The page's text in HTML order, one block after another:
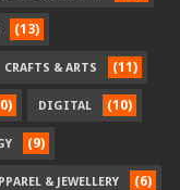
(13)
CRAFTS & ARTS (11)
DIGITAL (10)
(9)
& JEWELLERY (6)